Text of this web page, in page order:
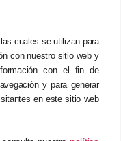
cuales se utilizan para
con nuestro sitio web y
con el fin de
y para generar
en este sitio web
de los
con las
del Perú.